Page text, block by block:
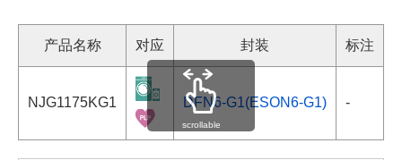
产品名称 对应 封装 标注
NJG1175KG1 DFN6-G1(ESON6-G1) -
scrollable